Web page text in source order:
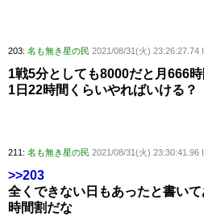
203: 名も無き星の民 2021/08/31(火) 23:26:27.74
1戦5分としても8000だと月666
1日22時間くらいやればいける？
211: 名も無き星の民 2021/08/31(火) 23:30:41.96
>>203
全くできない日もあったと書い
時間割だな